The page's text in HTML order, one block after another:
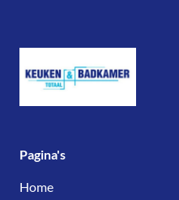
Pagina's
Home